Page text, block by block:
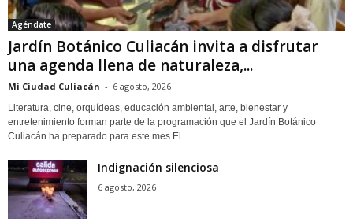
Agéndate
Jardín Botánico Culiacán invita a disfrutar
una agenda llena de naturaleza,...
Mi Ciudad Culiacán - 6 agosto, 2026
Literatura, cine, orquídeas, educación ambiental, arte, bienestar y
entretenimiento forman parte de la programación que el Jardín Botánico
Culiacán ha preparado para este mes El...
Indignación silenciosa
6 agosto, 2026